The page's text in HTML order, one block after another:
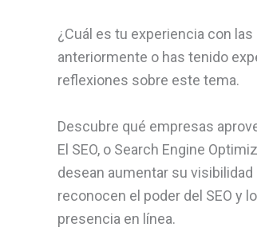
¿Cuál es tu experiencia con
anteriormente o has tenido
reflexiones sobre este tema.
Descubre qué empresas
El SEO, o Search Engine
desean aumentar su
reconocen el poder del SEO y
presencia en línea.